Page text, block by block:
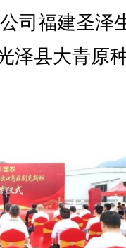
司福建圣泽
泽县大青原